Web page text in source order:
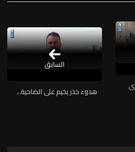
هدوء حذر يخيم على الضاحية...
السابق